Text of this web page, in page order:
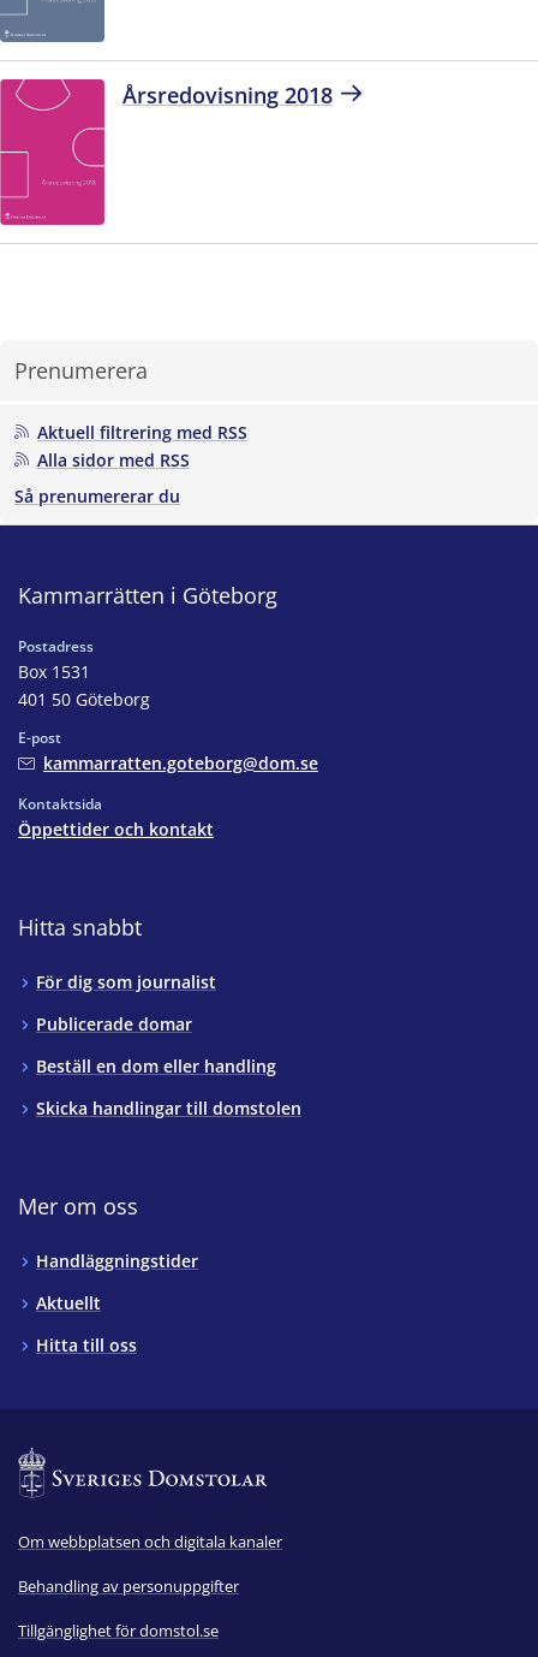
Årsredovisning 2018
Prenumerera
Aktuell filtrering med RSS
Alla sidor med RSS
Så prenumererar du
Kammarrätten i Göteborg
Postadress
Box 1531
401 50 Göteborg
E-post
kammarratten.goteborg@dom.se
Kontaktsida
Öppettider och kontakt
Hitta snabbt
För dig som journalist
Publicerade domar
Beställ en dom eller handling
Skicka handlingar till domstolen
Mer om oss
Handläggningstider
Aktuellt
Hitta till oss
Om webbplatsen och digitala kanaler
Behandling av personuppgifter
Tillgänglighet för domstol.se